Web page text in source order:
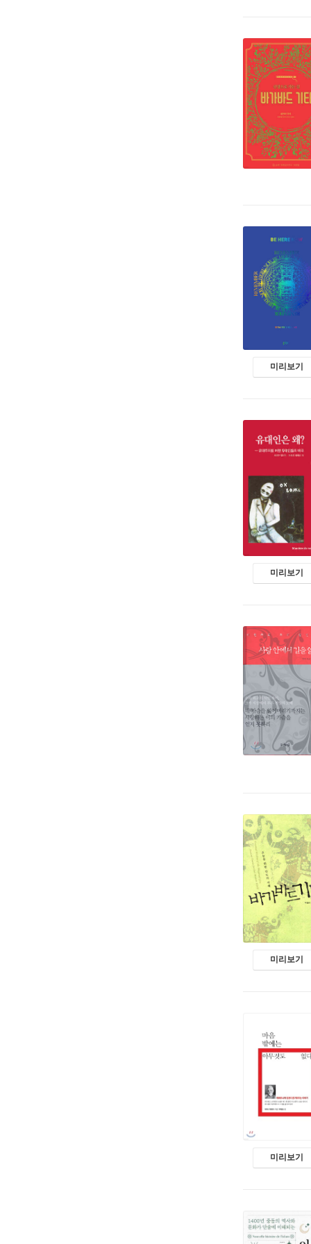
미리보기
미리보기
미리보기
미리보기